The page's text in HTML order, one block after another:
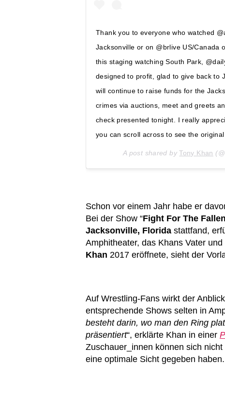
Thank you to everyone who watched
Jacksonville or on @brlive US/Canada
this staging watching South Park,
designed to profit, glad to give back to
will continue to raise funds for the
crimes via auctions, meet and greets
check presented tonight. I really
you can scroll across to see the
A post shared byTony Khan
Schon vor einem Jahr habe er
Bei der Show “Fight For The Fallen
Jacksonville, Florida stattfand,
Amphitheater, das Khans Vater und
Khan 2017 eröffnete, sieht der
Auf Wrestling-Fans wirkt der
entsprechende Shows selten in
besteht darin, wo man den Ring
präsentiert“, erklärte Khan in einer
Zuschauer_innen können sich
eine optimale Sicht gegeben haben.